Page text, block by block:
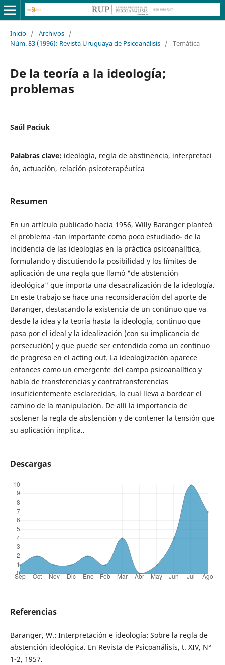
Inicio / Archivos /
Núm. 83 (1996): Revista Uruguaya de Psicoanálisis / Temática
De la teoría a la ideología;
problemas
Saúl Paciuk
Palabras clave: ideología, regla de abstinencia, interpretaci
´on, actuaci´on, relación psicoterapéutica
Resumen
En un artículo publicado hacia 1956, Willy Baranger planteó
el problema -tan importante como poco estudiado- de la
incidencia de las ideologías en la práctica psicoanalítica,
formulando y discutiendo la posibilidad y los límites de
aplicación de una regla que llamó "de abstención
ideológica" que importa una desacralización de la ideología.
En este trabajo se hace una reconsideración del aporte de
Baranger, destacando la existencia de un continuo que va
desde la idea y la teoría hasta la ideología, continuo que
pasa por el ideal y la idealización (con su implicancia de
persecución) y que puede ser entendido como un continuo
de progreso en el acting out. La ideologización aparece
entonces como un emergente del campo psicoanalítico y
habla de transferencias y contratransferencias
insuficientemente esclarecidas, lo cual lleva a bordear el
camino de la manipulación. De allí la importancia de
sostener la regla de abstención y de contener la tensión que
su aplicación implica..
Descargas
Referencias
Baranger, W.: Interpretación e ideología: Sobre la regla de
abstención ideológica. En Revista de Psicoanálisis, t. XIV, N°
1-2, 1957.